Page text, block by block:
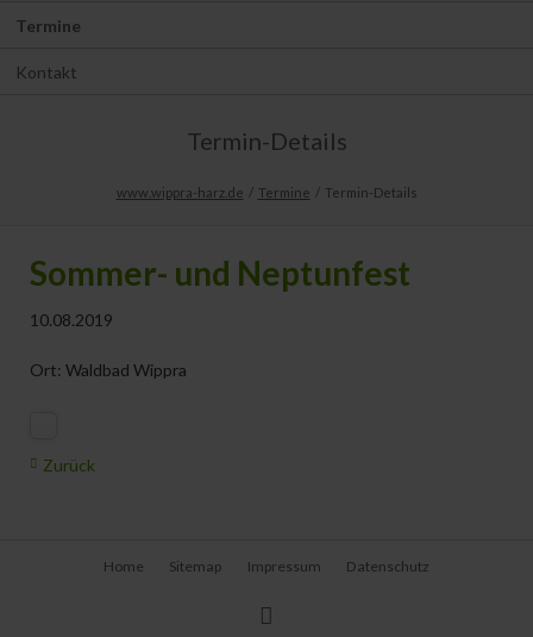
Termine
Kontakt
Termin-Details
www.wippra-harz.de Termine Termin-Details
Sommer- und Neptunfest
10.08.2019
Ort: Waldbad Wippra
Zurück
Navigation
Home Sitemap Impressum Datenschutz